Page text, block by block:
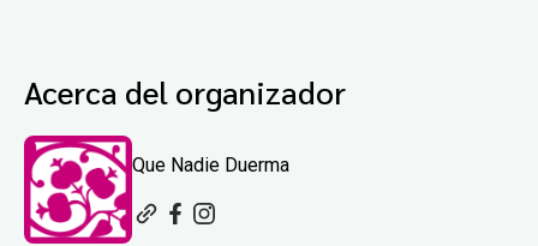
Acerca del organizador
Que Nadie Duerma